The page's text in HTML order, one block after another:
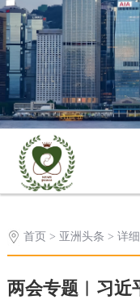
首页 > 亚洲头条 > 详
两会专题︱习近